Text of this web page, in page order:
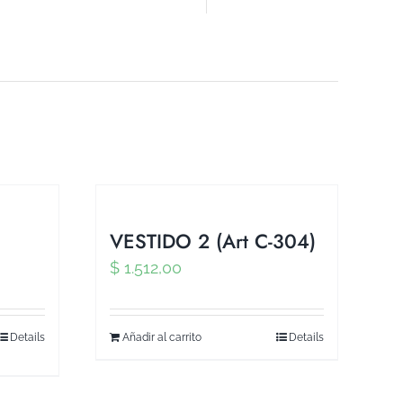
Details
VESTIDO 2 (Art C-304)
$ 1.512,00
Añadir al carrito Details